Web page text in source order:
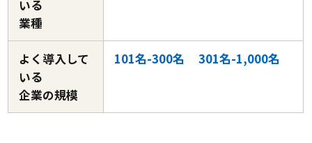
いる
業種
よく導入して
いる
企業の規模
101名-300名 301名-1,000名